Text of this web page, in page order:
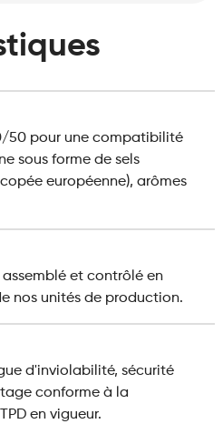
50 pour une compatibilité
sous forme de sels
européenne), arômes
et contrôlé en
nos unités de production.
d'inviolabilité, sécurité
conforme à la
en vigueur.